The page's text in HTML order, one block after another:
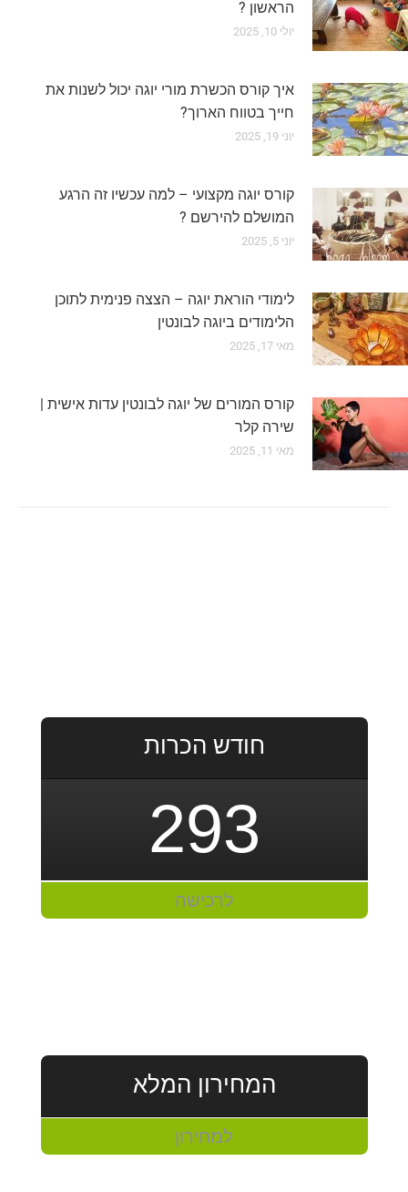
הראשון ?
יולי 10, 2025
איך קורס הכשרת מורי יוגה יכול לשנות את
חייך בטווח הארוך?
יוני 19, 2025
קורס יוגה מקצועי – למה עכשיו זה הרגע
המושלם להירשם ?
יוני 5, 2025
לימודי הוראת יוגה – הצצה פנימית לתוכן
הלימודים ביוגה לבונטין
מאי 17, 2025
קורס המורים של יוגה לבונטין עדות אישית |
שירה קלר
מאי 11, 2025
חודש הכרות
293
לרכישה
המחירון המלא
למחירון